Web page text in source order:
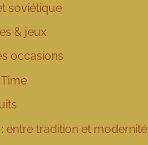
soviétique
& jeux
occasions
entre tradition et modernité